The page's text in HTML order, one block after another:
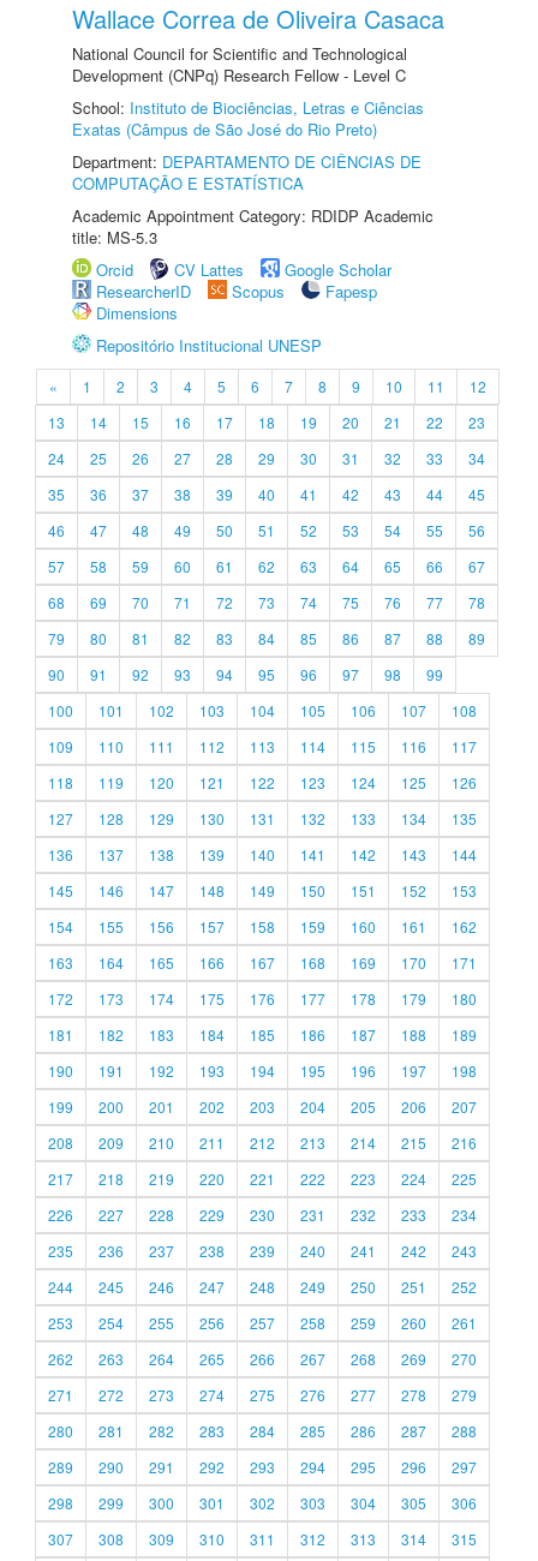
Wallace Correa de Oliveira Casaca
National Council for Scientific and Technological
Development (CNPq) Research Fellow - Level C
School: Instituto de Biociências, Letras e Ciências
Exatas (Câmpus de São José do Rio Preto)
Department: DEPARTAMENTO DE CIÊNCIAS DE
COMPUTAÇÃO E ESTATÍSTICA
Academic Appointment Category: RDIDP Academic
title: MS-5.3
Orcid
CV Lattes
Google Scholar
ResearcherID
Scopus
Fapesp
Dimensions
Repositório Institucional UNESP
« 1 2 3 4 5 6 7 8 9 10 11
12
13
14 15 16 17 18 19 20 21 22
23
24
25 26 27 28 29 30 31 32 33
34
35
36 37 38 39 40 41 42 43 44
45
46
47 48 49 50 51 52 53 54 55
56
57
58 59 60 61 62 63 64 65 66
67
68
69 70 71 72 73 74 75 76 77
78
79
80 81 82 83 84 85 86 87 88
89
90
91 92 93 94 95 96 97 98
99
100
101 102 103 104 105 106 107
108
109
110 111 112 113 114 115 116
117
118
119 120 121 122 123 124 125
126
127
128 129 130 131 132 133 134
135
136
137 138 139 140 141 142 143
144
145
146 147 148 149 150 151 152
153
154
155 156 157 158 159 160 161
162
163
164 165 166 167 168 169 170
171
172
173 174 175 176 177 178 179
180
181
182 183 184 185 186 187 188
189
190
191 192 193 194 195 196 197
198
199
200 201 202 203 204 205 206
207
208
209 210 211 212 213 214 215
216
217
218 219 220 221 222 223 224
225
226
227 228 229 230 231 232 233
234
235
236 237 238 239 240 241 242
243
244
245 246 247 248 249 250 251
252
253
254 255 256 257 258 259 260
261
262
263 264 265 266 267 268 269
270
271
272 273 274 275 276 277 278
279
280
281 282 283 284 285 286 287
288
289
290 291 292 293 294 295 296
297
298
299 300 301 302 303 304 305
306
307
308 309 310 311 312 313 314 315